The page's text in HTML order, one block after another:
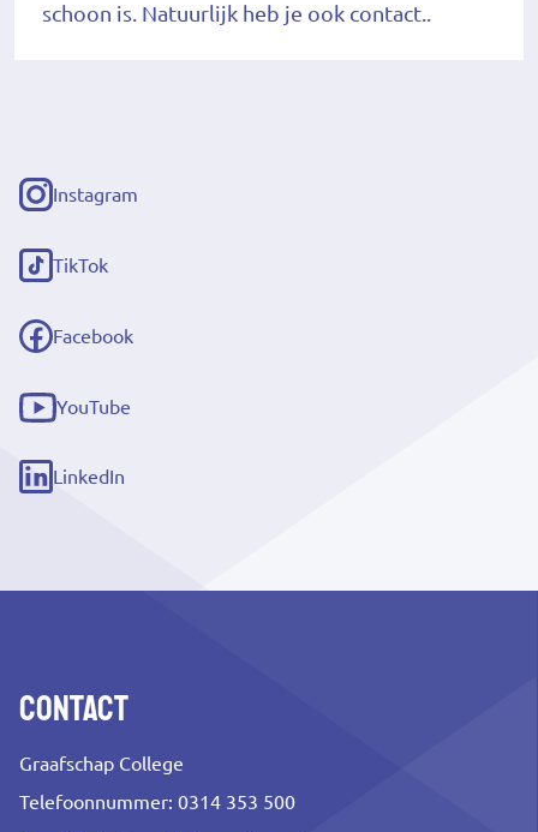
schoon is. Natuurlijk heb je ook contact..
Instagram
(externe
link)
TikTok
(externe
link)
Facebook
(externe
link)
YouTube
(externe
link)
LinkedIn
(externe
Contact
Graafschap College
Telefoonnummer: 0314 353 500